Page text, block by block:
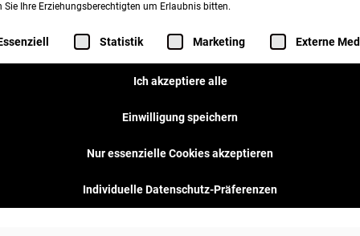
Sie Ihre Erziehungsberechtigten um Erlaubnis bitten.
eine Liste der Service-Gruppen, für
Statistik Marketing Externe
Ich akzeptiere alle
Einwilligung speichern
Nur essenzielle Cookies akzeptieren
Individuelle Datenschutz-Präferenzen